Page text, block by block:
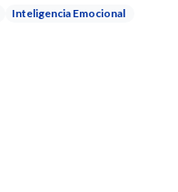
Inteligencia Emocional